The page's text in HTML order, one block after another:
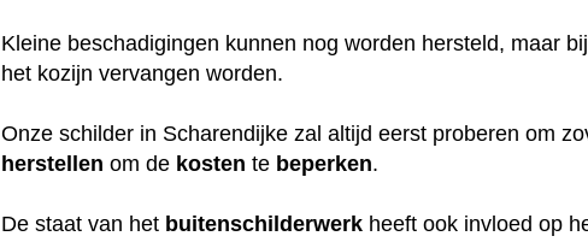
Kleine beschadigingen kunnen nog worden hersteld, maar
het kozijn vervangen worden.
Onze schilder in Scharendijke zal altijd eerst proberen om
herstellen om de kosten te beperken.
De staat van het buitenschilderwerk heeft ook invloed op